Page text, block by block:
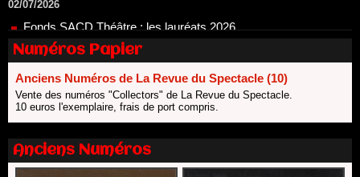
23/06/2026
Dispositif ARTCENA Écrire pour le cirque, les lauréats 2026 !
20/06/2026
18/06/2026
Les 10 lauréats du Fonds Grandes Formes Théâtre 2026
Nomination de Nathalie Garraud et Olivier Saccomano à la
direction du Théâtre de Gennevilliers - CDN
Numéros Papier
Anciens Numéros de La Revue du Spectacle (10)
Vente des numéros "Collectors" de La Revue du Spectacle.
10 euros l'exemplaire, frais de port compris.
Anciens Numéros